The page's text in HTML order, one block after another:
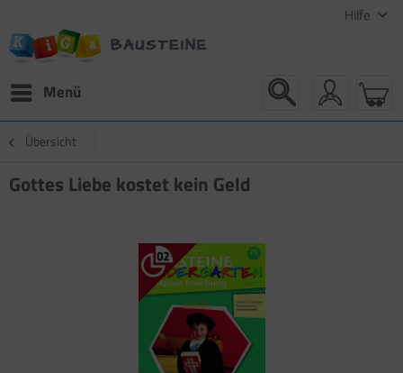
Hilfe
Menü
Übersicht
Gottes Liebe kostet kein Geld